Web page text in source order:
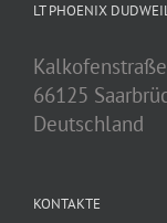
LT PHOENIX
66125
Deutschland
KONTAKTE